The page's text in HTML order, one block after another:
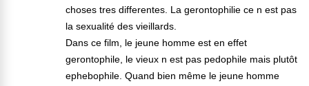
choses tres differentes. La gerontophilie ce n est pas
la sexualité des vieillards.
Dans ce film, le jeune homme est en effet
gerontophile, le vieux n est pas pedophile mais plutôt
ephebophile. Quand bien même le jeune homme